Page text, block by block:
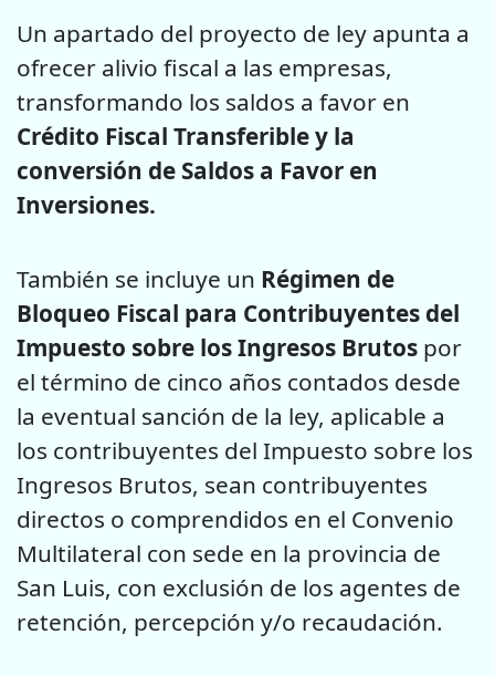
Un apartado del proyecto de ley apunta a
ofrecer alivio fiscal a las empresas,
transformando los saldos a favor en
Crédito Fiscal Transferible y la
conversión de Saldos a Favor en
Inversiones.
También se incluye un Régimen de
Bloqueo Fiscal para Contribuyentes del
Impuesto sobre los Ingresos Brutos por
el término de cinco años contados desde
la eventual sanción de la ley, aplicable a
los contribuyentes del Impuesto sobre los
Ingresos Brutos, sean contribuyentes
directos o comprendidos en el Convenio
Multilateral con sede en la provincia de
San Luis, con exclusión de los agentes de
retención, percepción y/o recaudación.